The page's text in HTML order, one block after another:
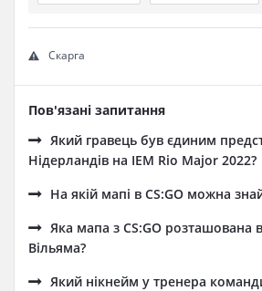
Скарга
Пов'язані запитання
Який гравець був єдиним
Нідерландів на IEM Rio Major 2022?
На якій мапі в CS:GO можна
Яка мапа з CS:GO розташована
Вільяма?
Який нікнейм у тренера